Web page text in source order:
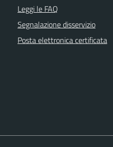
Leggi le FAQ
Segnalazione disservizio
Posta elettronica certificata